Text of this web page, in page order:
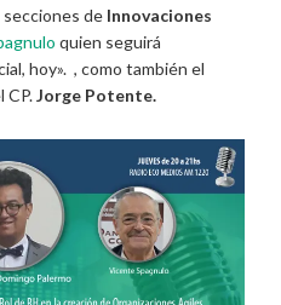
secciones de Innovaciones
quien seguirá
hoy». , como también el
CP.Jorge Potente.